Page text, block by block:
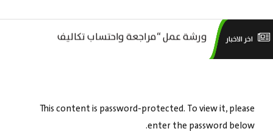
التقديم الالكترونى
اخر الاخبار
ورشة عمل “مراجعة واحتساب تكاليف
This content is password-protected. To view it, please
enter the password below.